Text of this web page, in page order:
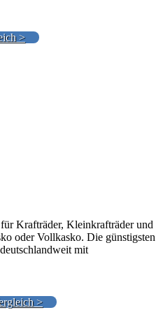
>
Krafträder, Kleinkrafträder und
oder Vollkasko. Die günstigsten
mit
>